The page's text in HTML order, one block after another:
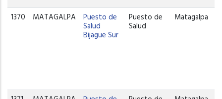
1370 MATAGALPA Puesto de
Salud
Bijague Sur
Puesto de
Salud
Matagalpa